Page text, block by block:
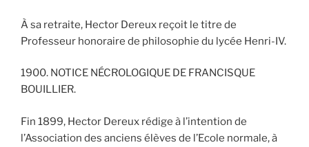
À sa retraite, Hector Dereux reçoit le titre de
Professeur honoraire de philosophie du lycée Henri-IV.
1900. NOTICE NÉCROLOGIQUE DE FRANCISQUE
BOUILLIER.
Fin 1899, Hector Dereux rédige à l’intention de
l’Association des anciens élèves de l’Ecole normale, à